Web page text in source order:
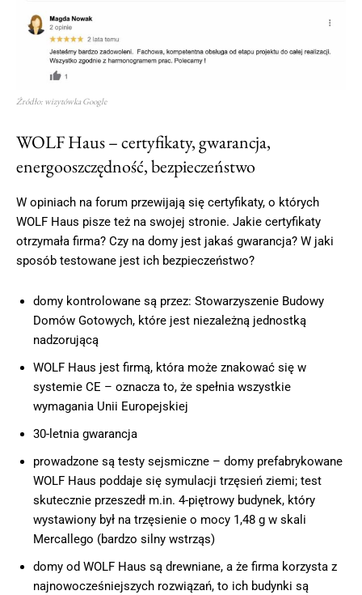
Źródło: wizytówka Google
WOLF Haus – certyfikaty, gwarancja,
energooszczędność, bezpieczeństwo
W opiniach na forum przewijają się certyfikaty, o których
WOLF Haus pisze też na swojej stronie. Jakie certyfikaty
otrzymała firma? Czy na domy jest jakaś gwarancja? W jaki
sposób testowane jest ich bezpieczeństwo?
domy kontrolowane są przez: Stowarzyszenie Budowy
Domów Gotowych, które jest niezależną jednostką
nadzorującą
WOLF Haus jest firmą, która może znakować się w
systemie CE – oznacza to, że spełnia wszystkie
wymagania Unii Europejskiej
30-letnia gwarancja
prowadzone są testy sejsmiczne – domy prefabrykowane
WOLF Haus poddaje się symulacji trzęsień ziemi; test
skutecznie przeszedł m.in. 4-piętrowy budynek, który
wystawiony był na trzęsienie o mocy 1,48 g w skali
Mercallego (bardzo silny wstrząs)
domy od WOLF Haus są drewniane, a że firma korzysta z
najnowocześniejszych rozwiązań, to ich budynki są